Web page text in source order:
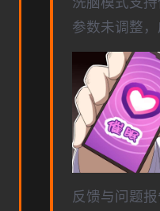
参数未调整
反馈与问题